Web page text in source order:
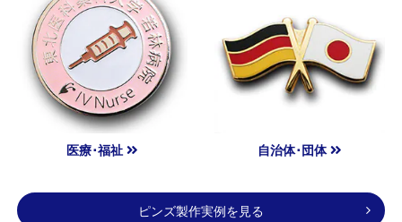
医療･福祉 自治体･団体
ピンズ製作実例を見る